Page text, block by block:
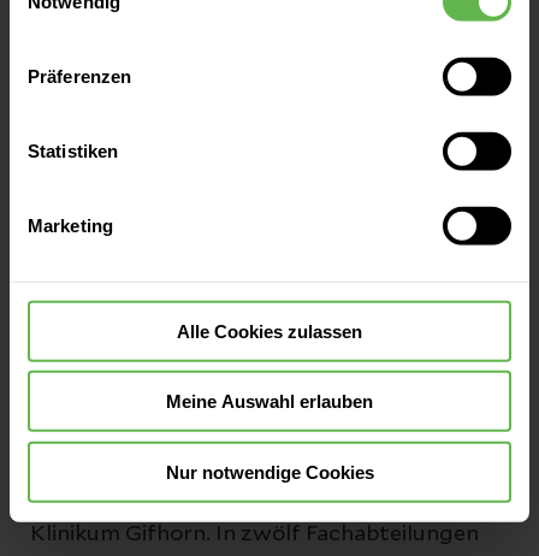
Es steht Ihnen frei, unsere Seite mit nur den notwendigen
Cookies zu benutzen, eine individuelle Auswahl
oder durch Auswahl von „Alle Cookies akzeptieren“ in die
widerrufen.
Präferenzen
Statistiken
Marketing
Alle Cookies zulassen
Meine Auswahl erlauben
Nur notwendige Cookies
Campus 6
Tel:+49 5371 87-0
E-Mail senden
Eingebettet in das grüne Umland und doch
nahe dem Stadtzentrum liegt das Helios
Klinikum Gifhorn. In zwölf Fachabteilungen